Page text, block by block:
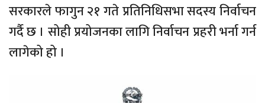
सरकारले फागुन २१ गते प्रतिनिधिसभा सदस्य निर्वाचन
गर्दै छ । सोही प्रयोजनका लागि निर्वाचन प्रहरी भर्ना गर्न
लागेको हो ।